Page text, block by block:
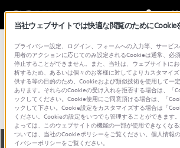
総合サポート・お問い合わせ
MJ-500
全て ダウンロード 取扱説明書
当社ウェブサイトでは快適な閲覧のためにCookie
プライバシー設定、ログイン、フォームへの入力等、サービ
用者のアクションに応じてのみ設定されるCookieは通常、必
停止することができません。また、当社は、ウェブサイトに
析するため、あるいは個々のお客様に対してよりカスタマイ
供する等の目的のため、Cookieおよび類似技術を使用して一
あります。それらのCookieの受け入れを拒否する場合は、「
ックしてください。Cookie使用にご同意頂ける場合は、「
ックして下さい。Cookie設定をカスタマイズする場合は「
ください。Cookieの設定をいつでも管理することができます
よっては、このウェブサイトの機能の一部が使用できなくな
ついては、当社のCookieポリシーをご覧ください。個人情報
イバシーポリシーをご覧ください。